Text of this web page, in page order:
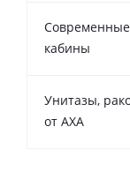
кабины
Унитазы,
от AXA